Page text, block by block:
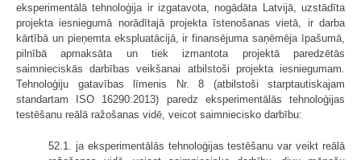
eksperimentālā tehnoloģija ir izgatavota, nogādāta Latvijā, uzstādīta
projekta iesniegumā norādītajā projekta īstenošanas vietā, ir darba
kārtībā un pieņemta ekspluatācijā, ir finansējuma saņēmēja īpašumā,
pilnībā apmaksāta un tiek izmantota projektā paredzētās
saimnieciskās darbības veikšanai atbilstoši projekta iesniegumam.
Tehnoloģiju gatavības līmenis Nr. 8 (atbilstoši starptautiskajam
standartam ISO 16290:2013) paredz eksperimentālās tehnoloģijas
testēšanu reālā ražošanas vidē, veicot saimniecisko darbību:
52.1. ja eksperimentālās tehnoloģijas testēšanu var veikt reālā